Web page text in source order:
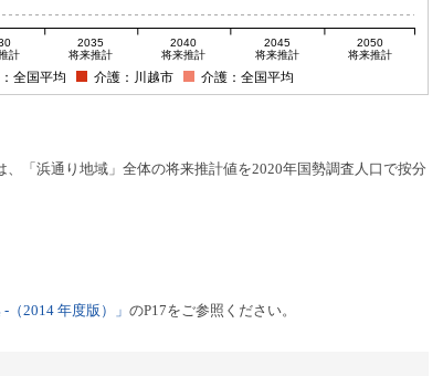
計
2035
将来推計
2040
将来推計
2045
将来推計
2050
将来推計
全国平均 介護：川越市 介護：全国平均
「浜通り地域」全体の将来推計値を2020年国勢調査人口で按分
（2014 年度版）」のP17をご参照ください。